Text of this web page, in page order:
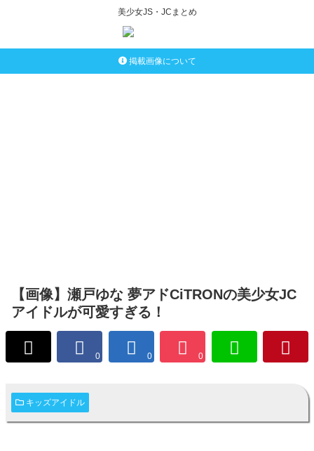
美少女JS・JCまとめ
掲載画像について
【画像】瀬戸ゆな 夢アドCiTRONの美少女JC
アイドルが可愛すぎる！
0 0 0
キッズアイドル